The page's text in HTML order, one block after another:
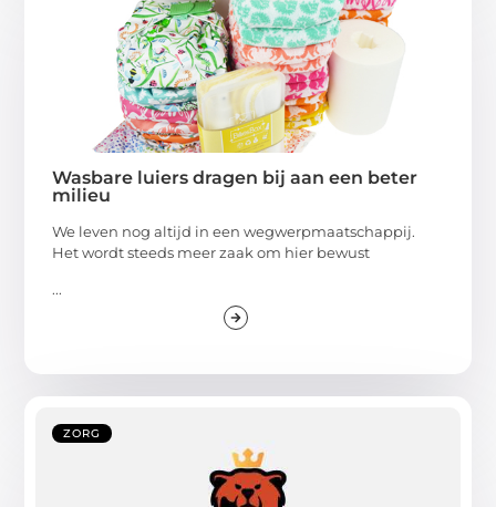
Wasbare luiers dragen bij aan een beter
milieu
We leven nog altijd in een wegwerpmaatschappij.
Het wordt steeds meer zaak om hier bewust
...
ZORG